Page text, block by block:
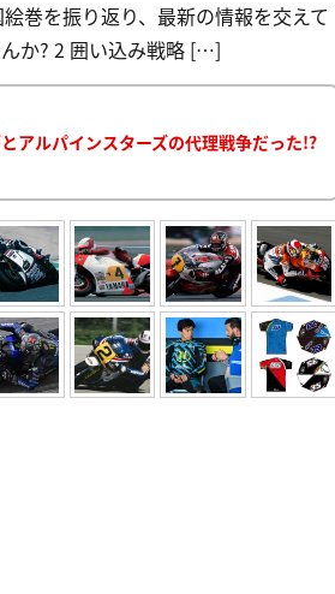
巻を振り返り、最新の情報を交えて
か? 2 囲い込み戦略 […]
アルパインスターズの代理戦争だった!?